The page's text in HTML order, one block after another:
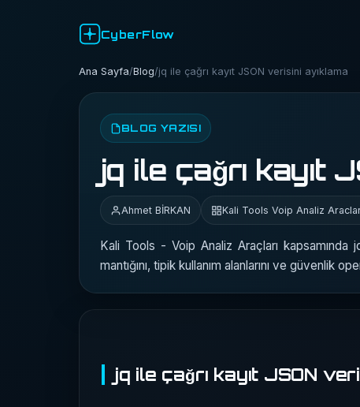
CyberFlow
Ana Sayfa/Blog/jq ile çağrı kayıt JSON verisini ayıklama
BLOG YAZISI
jq ile çağrı kayıt
Ahmet BİRKAN Kali Tools Voip Analiz
Kali Tools - Voip Analiz Araçları kapsamında
mantığını, tipik kullanım alanlarını ve güvenlik
jq ile çağrı kayıt JSON